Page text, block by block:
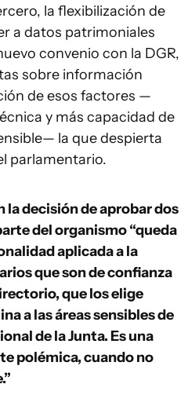
la flexibilización de
a datos patrimoniales
convenio con la DGR,
sobre información
de esos factores —
y más capacidad de
la que despierta
parlamentario.
la decisión de aprobar dos
del organismo “queda
aplicada a la
que son de confianza
que los elige
a las áreas sensibles de
de la Junta. Es una
polémica, cuando no